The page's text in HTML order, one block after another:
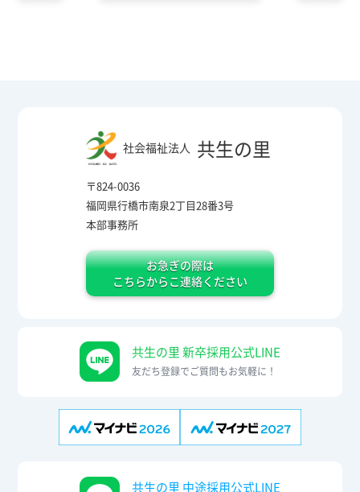
社会福祉法人 共生の里
〒824-0036
福岡県行橋市南泉2丁目28番3号
本部事務所
お急ぎの際は
こちらからこ連絡ください
共生の里 新卒採用公式LINE
友だち登録でご質問もお気軽に！
共生の里 中途採用公式LINE